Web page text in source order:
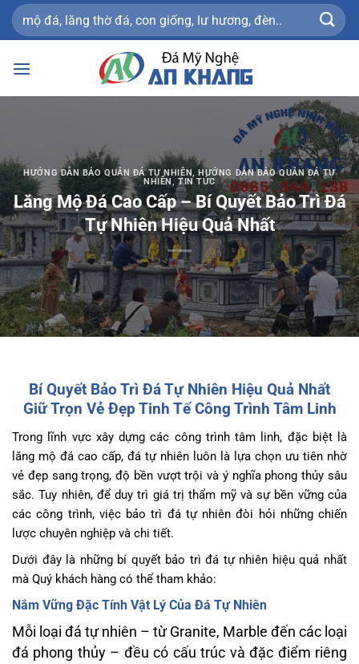
Bỏ
qua
dung
Tìm
kiếm:
HƯỚNG DẪN BẢO QUẢN ĐÁ TỰ NHIÊN,HƯỚNG DẪN BẢO QUẢN ĐÁ TỰ
NHIÊN, TIN TỨC
Lăng Mộ Đá Cao Cấp – Bí Quyết Bảo Trì Đá
Tự Nhiên Hiệu Quả Nhất
Bí Quyết Bảo Trì Đá Tự Nhiên Hiệu Quả Nhất
Giữ Trọn Vẻ Đẹp Tinh Tế Công Trình Tâm Linh
Trong lĩnh vực xây dựng các công trình tâm linh, đặc biệt là
lăng mộ đá cao cấp, đá tự nhiên luôn là lựa chọn ưu tiên nhờ
vẻ đẹp sang trọng, độ bền vượt trội và ý nghĩa phong thủy sâu
sắc. Tuy nhiên, để duy trì giá trị thẩm mỹ và sự bền vững của
các công trình, việc bảo trì đá tự nhiên đòi hỏi những chiến
lược chuyên nghiệp và chi tiết.
Dưới đây là những bí quyết bảo trì đá tự nhiên hiệu quả nhất
mà Quý khách hàng có thể tham khảo:
Nắm Vững Đặc Tính Vật Lý Của Đá Tự Nhiên
Mỗi loại đá tự nhiên – từ Granite, Marble đến các loại
đá phong thủy – đều có cấu trúc và đặc điểm riêng